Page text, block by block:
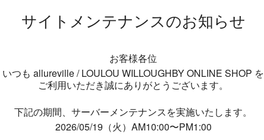
サイトメンテナンスのお知らせ
お客様各位
いつも allureville / LOULOU WILLOUGHBY ONLINE SHOP を
ご利用いただき誠にありがとうございます。
下記の期間、サーバーメンテナンスを実施いたします。
2026/05/19（火）AM10:00〜PM1:00